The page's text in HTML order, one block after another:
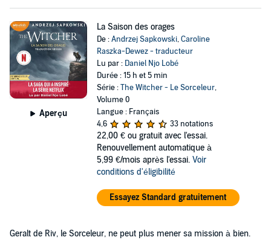
Aperçu
La Saison des orages
De :Andrzej Sapkowski,Caroline
Raszka-Dewez - traducteur
Lu par : Daniel Njo Lobé
Durée : 15 h et 5 min
Série :The Witcher - Le Sorceleur,
Volume 0
Langue : Français
4,6
33 notations
22,00 € ou gratuit avec l'essai.
Renouvellement automatique à
5,99 €/mois après l'essai. Voir
conditions d'éligibilité
Essayez Standard gratuitement
Geralt de Riv, le Sorceleur, ne peut plus mener sa mission à bien.